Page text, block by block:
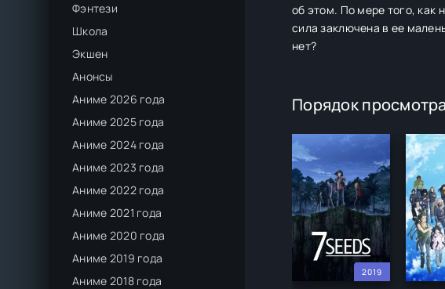
Фэнтези
Школа
Экшен
Анонсы
Аниме 2026 года
Аниме 2025 года
Аниме 2024 года
Аниме 2023 года
Аниме 2022 года
Аниме 2021 года
Аниме 2020 года
Аниме 2019 года
Аниме 2018 года
об этом. По мере того, как
сила заключена в ее
нет?
Порядок
2019